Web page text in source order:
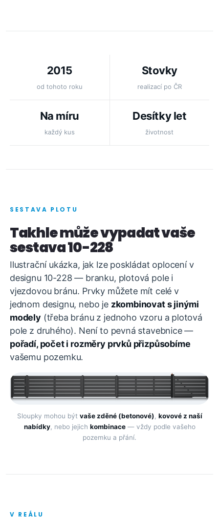
2015
od tohoto roku
Stovky
realizací po ČR
Na míru
každý kus
Desítky let
životnost
SESTAVA PLOTU
Takhle může vypadat vaše
sestava 10-228
Ilustrační ukázka, jak lze poskládat oplocení v
designu 10-228 — branku, plotová pole i
vjezdovou bránu. Prvky můžete mít celé v
jednom designu, nebo je zkombinovat s jinými
modely (třeba bránu z jednoho vzoru a plotová
pole z druhého). Není to pevná stavebnice —
pořadí, počet i rozměry prvků přizpůsobíme
vašemu pozemku.
Sloupky mohou být vaše zděné (betonové), kovové z naší
nabídky, nebo jejich kombinace— vždy podle vašeho
pozemku a přání.
V REÁLU